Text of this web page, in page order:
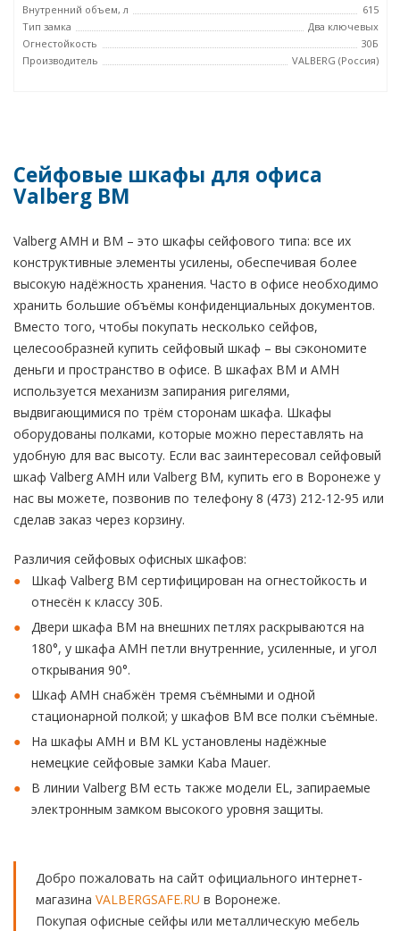
Внутренний объем, л
615
Тип замка
Два ключевых
Огнестойкость
30Б
Производитель
VALBERG (Россия)
Сейфовые шкафы для офиса
Valberg BM
Valberg AMH и BM – это шкафы сейфового типа: все их
конструктивные элементы усилены, обеспечивая более
высокую надёжность хранения. Часто в офисе необходимо
хранить большие объёмы конфиденциальных документов.
Вместо того, чтобы покупать несколько сейфов,
целесообразней купить сейфовый шкаф – вы сэкономите
деньги и пространство в офисе. В шкафах BM и AMH
используется механизм запирания ригелями,
выдвигающимися по трём сторонам шкафа. Шкафы
оборудованы полками, которые можно переставлять на
удобную для вас высоту. Если вас заинтересовал сейфовый
шкаф Valberg AMH или Valberg BM, купить его в Воронеже у
нас вы можете, позвонив по телефону 8 (473) 212-12-95 или
сделав заказ через корзину.
Различия сейфовых офисных шкафов:
Шкаф Valberg BM сертифицирован на огнестойкость и
отнесён к классу 30Б.
Двери шкафа BM на внешних петлях раскрываются на
180°, у шкафа AMH петли внутренние, усиленные, и угол
открывания 90°.
Шкаф AMH снабжён тремя съёмными и одной
стационарной полкой; у шкафов BM все полки съёмные.
На шкафы AMH и BM KL установлены надёжные
немецкие сейфовые замки Kaba Mauer.
В линии Valberg BM есть также модели EL, запираемые
электронным замком высокого уровня защиты.
Добро пожаловать на сайт официального интернет-
магазина VALBERGSAFE.RU в Воронеже.
Покупая офисные сейфы или металлическую мебель